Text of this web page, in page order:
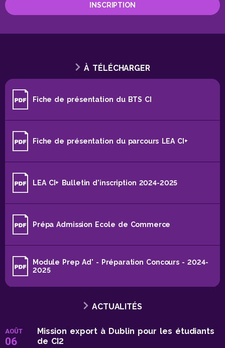
INSCRIPTION
À TÉLÉCHARGER
Fiche de présentation du BTS CI
Fiche de présentation du parcours LEA CI+
LEA CI+ Bulletin d'inscription 2024-2025
Prépa Admission Ecole de Commerce
Module Prep Ad' - Préparation Concours - 2024-
2025
ACTUALITÉS
AOÛT
06
Mission export à Dublin pour les étudiants
de CI2